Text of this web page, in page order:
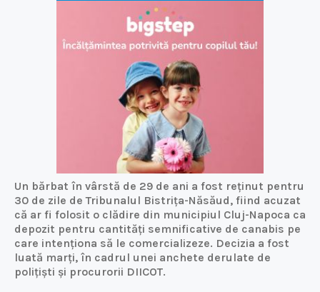
Un bărbat în vârstă de 29 de ani a fost reținut pentru
30 de zile de Tribunalul Bistrița-Năsăud, fiind acuzat
că ar fi folosit o clădire din municipiul Cluj-Napoca ca
depozit pentru cantități semnificative de canabis pe
care intenționa să le comercializeze. Decizia a fost
luată marți, în cadrul unei anchete derulate de
polițiști și procurorii DIICOT.